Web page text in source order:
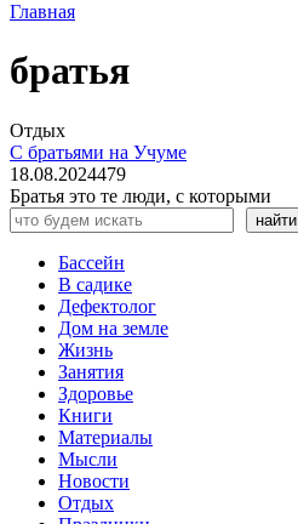
Главная
братья
Отдых
С братьями на Учуме
18.08.2024479
Братья это те люди, с которыми
Поиск
найти
Бассейн
В садике
Дефектолог
Дом на земле
Жизнь
Занятия
Здоровье
Книги
Материалы
Мысли
Новости
Отдых